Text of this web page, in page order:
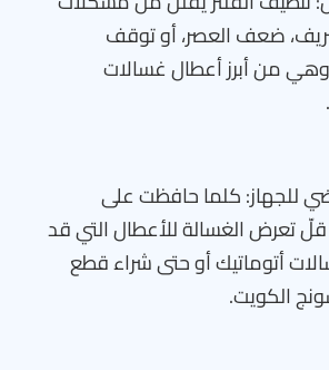
ضعف العصر، أو توقف
من أبرز أعطال غسالات
للجهاز: كلما حافظت على
قلّ تعرض الغسالة للأعطال التي قد
أتوماتيك أو حتى شراء قطع
الكويت.